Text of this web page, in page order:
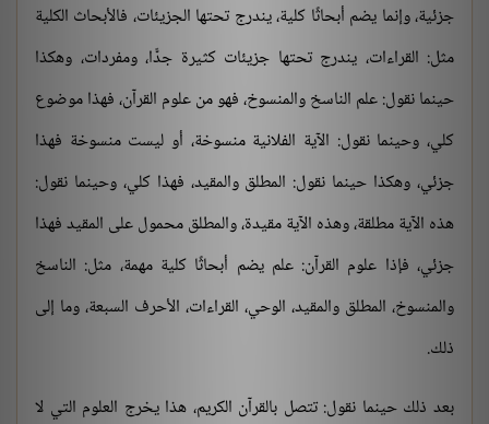
جزئية، وإنما يضم أبحاثًا كلية، يندرج تحتها الجزيئات، فالأبحاث الكلية
مثل: القراءات، يندرج تحتها جزيئات كثيرة جدًّا، ومفردات، وهكذا
حينما نقول: علم الناسخ والمنسوخ، فهو من علوم القرآن، فهذا موضوع
كلي، وحينما نقول: الآية الفلانية منسوخة، أو ليست منسوخة فهذا
جزئي، وهكذا حينما نقول: المطلق والمقيد، فهذا كلي، وحينما نقول:
هذه الآية مطلقة، وهذه الآية مقيدة، والمطلق محمول على المقيد فهذا
جزئي، فإذا علوم القرآن: علم يضم أبحاثًا كلية مهمة، مثل: الناسخ
والمنسوخ، المطلق والمقيد، الوحي، القراءات، الأحرف السبعة، وما إلى
ذلك.
بعد ذلك حينما نقول: تتصل بالقرآن الكريم، هذا يخرج العلوم التي لا